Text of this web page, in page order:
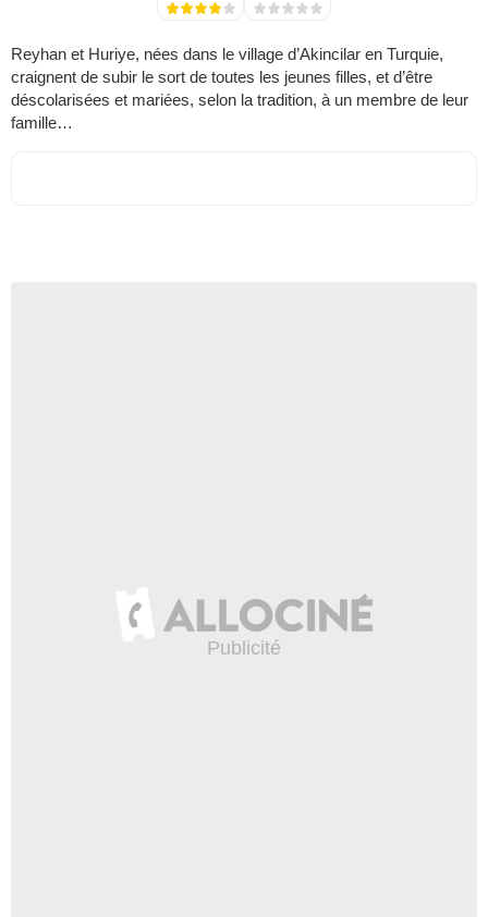
Reyhan et Huriye, nées dans le village d’Akincilar en Turquie,
craignent de subir le sort de toutes les jeunes filles, et d’être
déscolarisées et mariées, selon la tradition, à un membre de leur
famille…